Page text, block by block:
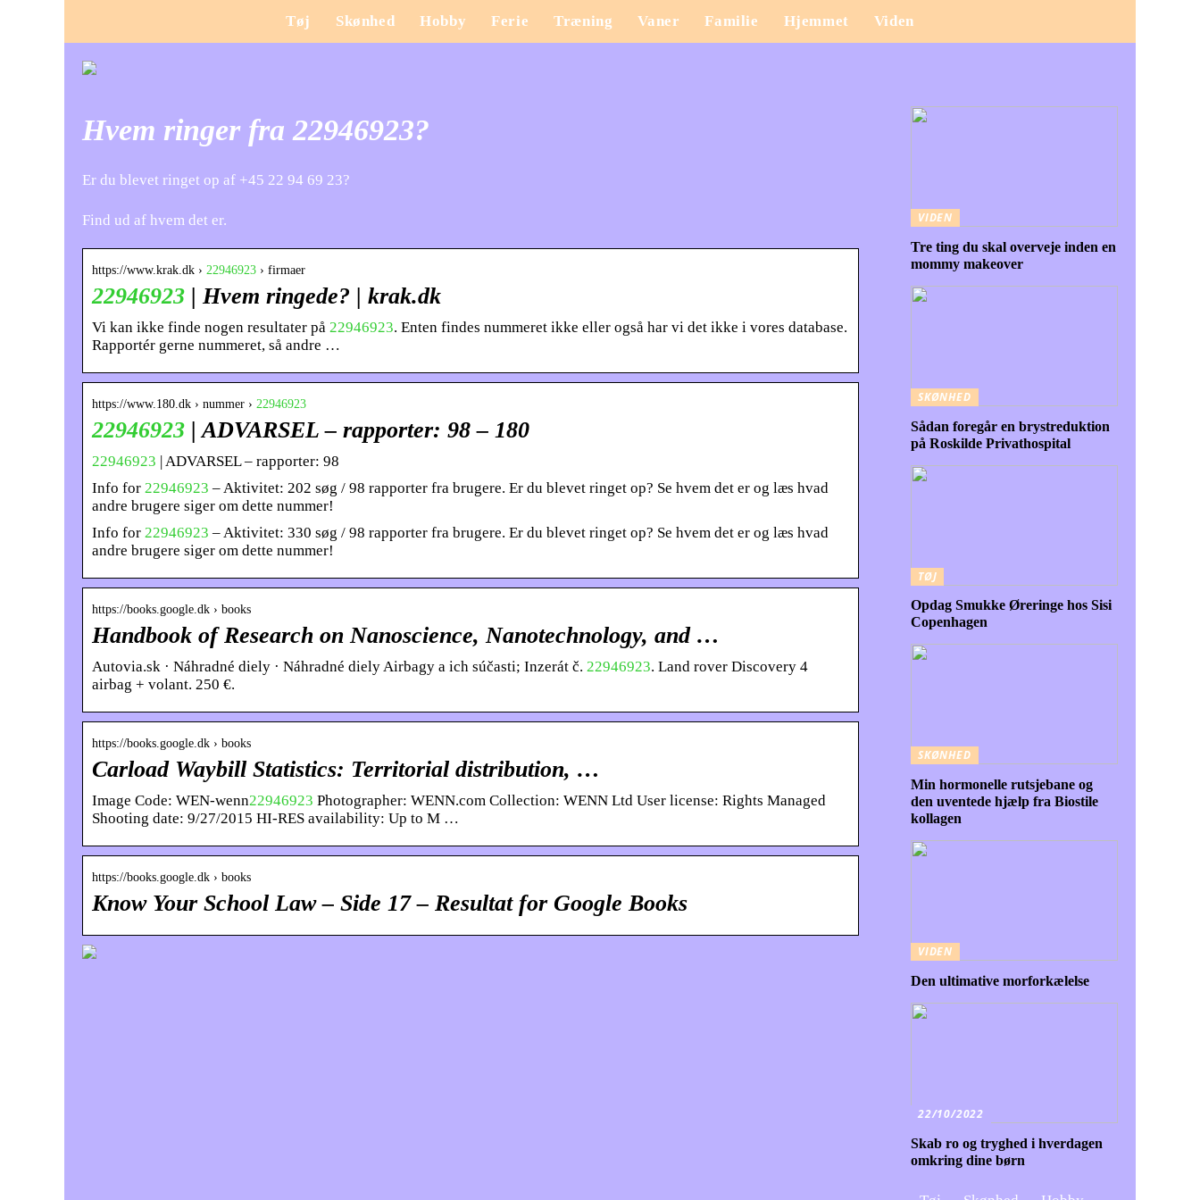
Tøj Skønhed Hobby Ferie Træning Vaner Familie Hjemmet Viden
Hvem ringer fra 22946923?
Er du blevet ringet op af +45 22 94 69 23?
Find ud af hvem det er.
https://www.krak.dk › 22946923 › firmaer
22946923 | Hvem ringede? | krak.dk
Vi kan ikke finde nogen resultater på 22946923. Enten findes nummeret ikke eller også har vi det ikke i vores database.
Rapportér gerne nummeret, så andre …
https://www.180.dk › nummer › 22946923
22946923 | ADVARSEL – rapporter: 98 – 180
22946923 | ADVARSEL – rapporter: 98
Info for 22946923 – Aktivitet: 202 søg / 98 rapporter fra brugere. Er du blevet ringet op? Se hvem det er og læs hvad
andre brugere siger om dette nummer!
Info for 22946923 – Aktivitet: 330 søg / 98 rapporter fra brugere. Er du blevet ringet op? Se hvem det er og læs hvad
andre brugere siger om dette nummer!
https://books.google.dk › books
Handbook of Research on Nanoscience, Nanotechnology, and …
Autovia.sk · Náhradné diely · Náhradné diely Airbagy a ich súčasti; Inzerát č. 22946923. Land rover Discovery 4
airbag + volant. 250 €.
https://books.google.dk › books
Carload Waybill Statistics: Territorial distribution, …
Image Code: WEN-wenn22946923 Photographer: WENN.com Collection: WENN Ltd User license: Rights Managed
Shooting date: 9/27/2015 HI-RES availability: Up to M …
https://books.google.dk › books
Know Your School Law – Side 17 – Resultat for Google Books
VIDEN
Tre ting du skal overveje inden en
mommy makeover
SKØNHED
Sådan foregår en brystreduktion
på Roskilde Privathospital
TØJ
Opdag Smukke Øreringe hos Sisi
Copenhagen
SKØNHED
Min hormonelle rutsjebane og
den uventede hjælp fra Biostile
kollagen
VIDEN
Den ultimative morforkælelse
22/10/2022
Skab ro og tryghed i hverdagen
omkring dine børn